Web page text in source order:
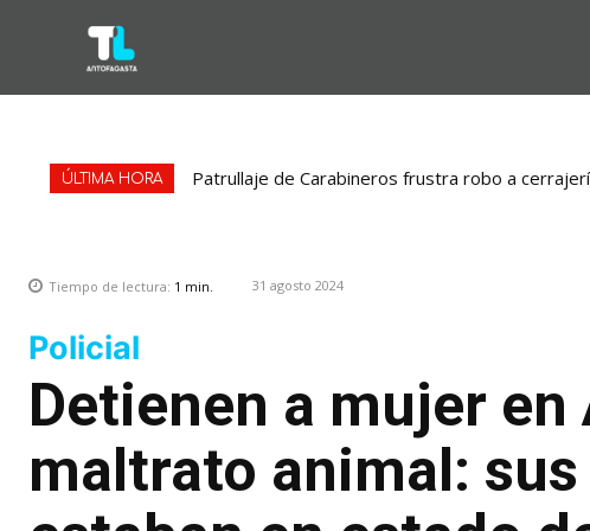
ÚLTIMA HORA Patrullaje de Carabineros frustra robo a
Tiempo de lectura: 1 min. 31 agosto 2024
Policial
Detienen a mujer
maltrato animal: